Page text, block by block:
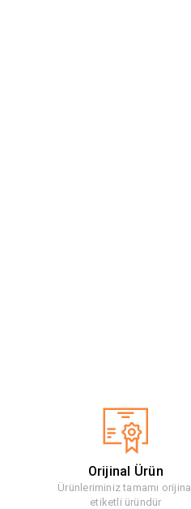
Orijinal Ürün
Ürünleriminiz tamamı orijinal
etiketli üründür